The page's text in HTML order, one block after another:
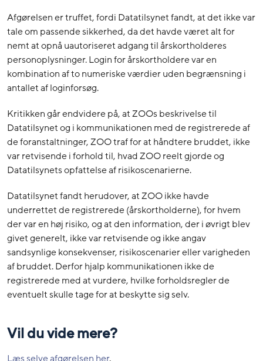
Afgørelsen er truffet, fordi Datatilsynet fandt, at det ikke var
tale om passende sikkerhed, da det havde været alt for
nemt at opnå uautoriseret adgang til årskortholderes
personoplysninger. Login for årskortholdere var en
kombination af to numeriske værdier uden begrænsning i
antallet af loginforsøg.
Kritikken går endvidere på, at ZOOs beskrivelse til
Datatilsynet og i kommunikationen med de registrerede af
de foranstaltninger, ZOO traf for at håndtere bruddet, ikke
var retvisende i forhold til, hvad ZOO reelt gjorde og
Datatilsynets opfattelse af risikoscenarierne.
Datatilsynet fandt herudover, at ZOO ikke havde
underrettet de registrerede (årskortholderne), for hvem
der var en høj risiko, og at den information, der i øvrigt blev
givet generelt, ikke var retvisende og ikke angav
sandsynlige konsekvenser, risikoscenarier eller varigheden
af bruddet. Derfor hjalp kommunikationen ikke de
registrerede med at vurdere, hvilke forholdsregler de
eventuelt skulle tage for at beskytte sig selv.
Vil du vide mere?